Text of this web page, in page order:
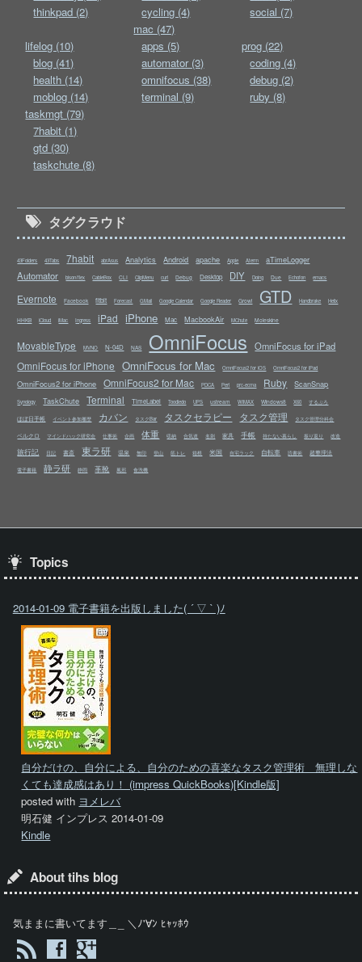
thinkpad (2)
cycling (4)
social (7)
lifelog (10)
blog (41)
health (14)
moblog (14)
mac (47)
apps (5)
automator (3)
omnifocus (38)
terminal (9)
prog (22)
coding (4)
debug (2)
ruby (8)
taskmgt (79)
7habit (1)
gtd (30)
taskchute (8)
タグクラウド
43Folders 43Tabs 7habit abrAsus Analytics Android apache Apple Aterm aTimeLogger
Automator bison/flex CableBox CLI ClipMenu curl Debug Desktop DIY Doing Due Echofon emacs
Evernote Facebook fitbit Forecast GMail Google Calendar Google Reader Growl GTD Handbrake Helix
HHKB iCloud iMac Ingress iPad iPhone Mac MacbookAir MChute Moleskine
MovableType MVNO N-04D NAS OmniFocus OmniFocus for iPad
OmniFocus for iPhone OmniFocus for Mac OmniFocus2 for iOS OmniFocus2 for iPad
OmniFocus2 for iPhone OmniFocus2 for Mac PDCA Perl prc-ecma Ruby ScanSnap
Synology TaskChute Terminal TimeLabel Toodledo UPS ustream WiMAX Windows8 X60 するぷろ
ほぼ日手帳 イベント参加履歴 カバン タスクBar タスクセラピー タスク管理 タスク管理分科会
ベルクロ マインドハック研究会 仕事術 企画 体重 収納 合気道 名刺 家具 手帳 持たない暮らし 振り返り 改造
旅行記 日記 書斎 東ラ研 温泉 無印 登山 筋トレ 箱根 米国 自宅ラック 自転車 読書術 超整理法
電子書籍 静ラ研 静岡 革靴 風邪 食洗機
Topics
2014-01-09 電子書籍を出版しました( ´ ▽ ` )ﾉ
自分だけの、自分による、自分のための喜楽なタスク管理術 無理しな
くても達成感はあり！ (impress QuickBooks)[Kindle版]
posted with ヨメレバ
明石健 インプレス 2014-01-09
Kindle
About tihs blog
気ままに書いてます＿_ ＼ﾉ'∀ﾝ ﾋｬｯﾎｳ